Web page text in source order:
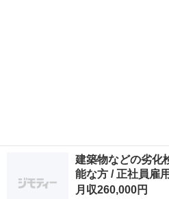
建築物などの劣化
能な方 / 正社員雇
月収260,000円